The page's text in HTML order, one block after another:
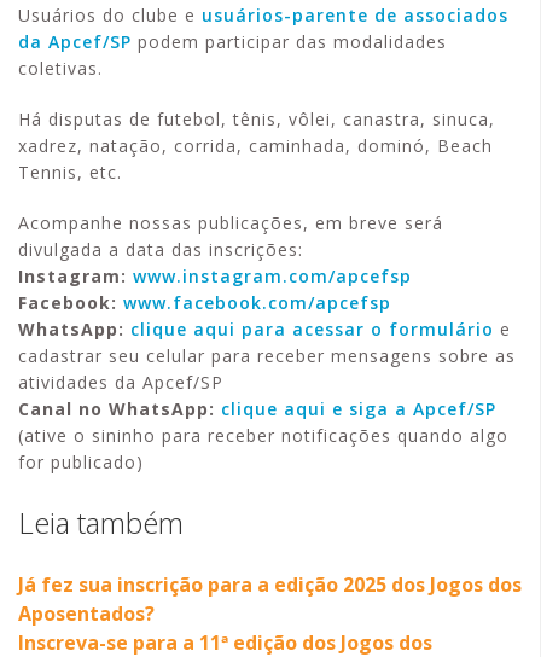
Usuários do clube e usuários-parente de associados
da Apcef/SP podem participar das modalidades
coletivas.
Há disputas de futebol, tênis, vôlei, canastra, sinuca,
xadrez, natação, corrida, caminhada, dominó, Beach
Tennis, etc.
Acompanhe nossas publicações, em breve será
divulgada a data das inscrições:
Instagram: www.instagram.com/apcefsp
Facebook: www.facebook.com/apcefsp
WhatsApp: clique aqui para acessar o formulário e
cadastrar seu celular para receber mensagens sobre as
atividades da Apcef/SP
Canal no WhatsApp: clique aqui e siga a Apcef/SP
(ative o sininho para receber notificações quando algo
for publicado)
Leia também
Já fez sua inscrição para a edição 2025 dos Jogos dos
Aposentados?
Inscreva-se para a 11ª edição dos Jogos dos